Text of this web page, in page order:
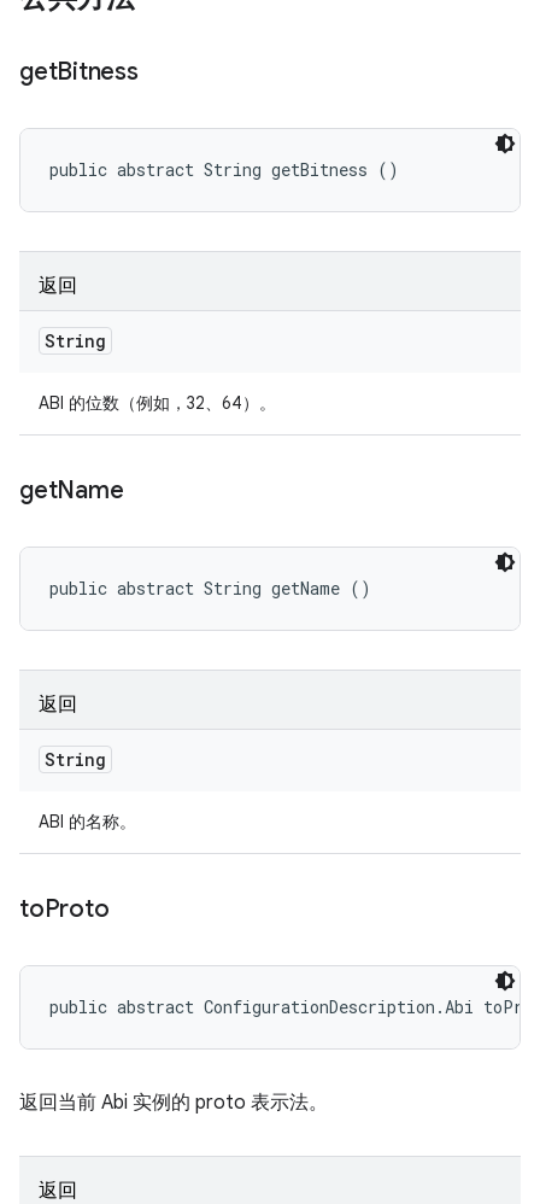
getBitness
public abstract String getBitness ()
返回
String
ABI 的位数（例如，32、64）。
getName
public abstract String getName ()
返回
String
ABI 的名称。
toProto
public abstract ConfigurationDescription.Abi
返回当前 Abi 实例的 proto 表示法。
返回